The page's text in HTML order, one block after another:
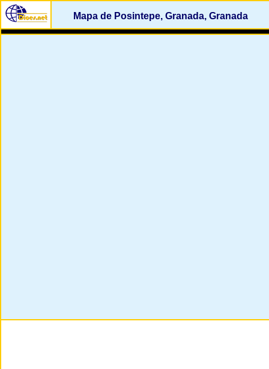
Mapa de Posintepe, Granada, Granada